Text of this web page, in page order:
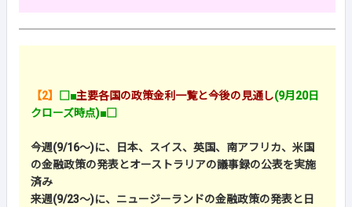
【2】 □■主要各国の政策金利一覧と今後の見通し(9月20日
クローズ時点)■□
今週(9/16～)に、日本、スイス、英国、南アフリカ、米国
の金融政策の発表とオーストラリアの議事録の公表を実施
済み
来週(9/23～)に、ニュージーランドの金融政策の発表と日